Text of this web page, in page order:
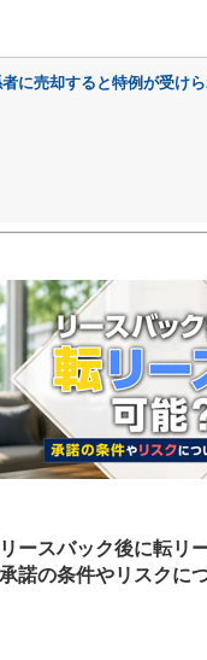
に売却すると特例が受け
リースバック後に転リ
承諾の条件やリスクに